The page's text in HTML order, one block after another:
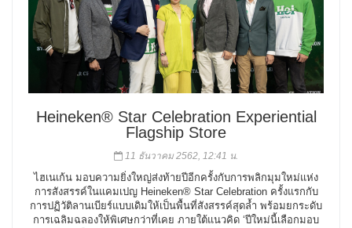
Heineken® Star Celebration Experiential
Flagship Store
11 ธันวาคม 2562, 12:41 น.
ไฮเนเก้น มอบความยิ่งใหญ่ส่งท้ายปีอีกครั้งกับการพลิกมุมใหม่แห่ง
การสังสรรค์ในแคมเปญ Heineken® Star Celebration ครั้งแรกกับ
การปฏิวัติลานเบียร์แบบเดิมให้เป็นพื้นที่สังสรรค์สุดล้ำ พร้อมยกระดับ
การเฉลิมฉลองให้พิเศษกว่าที่เคย ภายใต้แนวคิด ‘ปีใหม่นี้เลือกมอบ